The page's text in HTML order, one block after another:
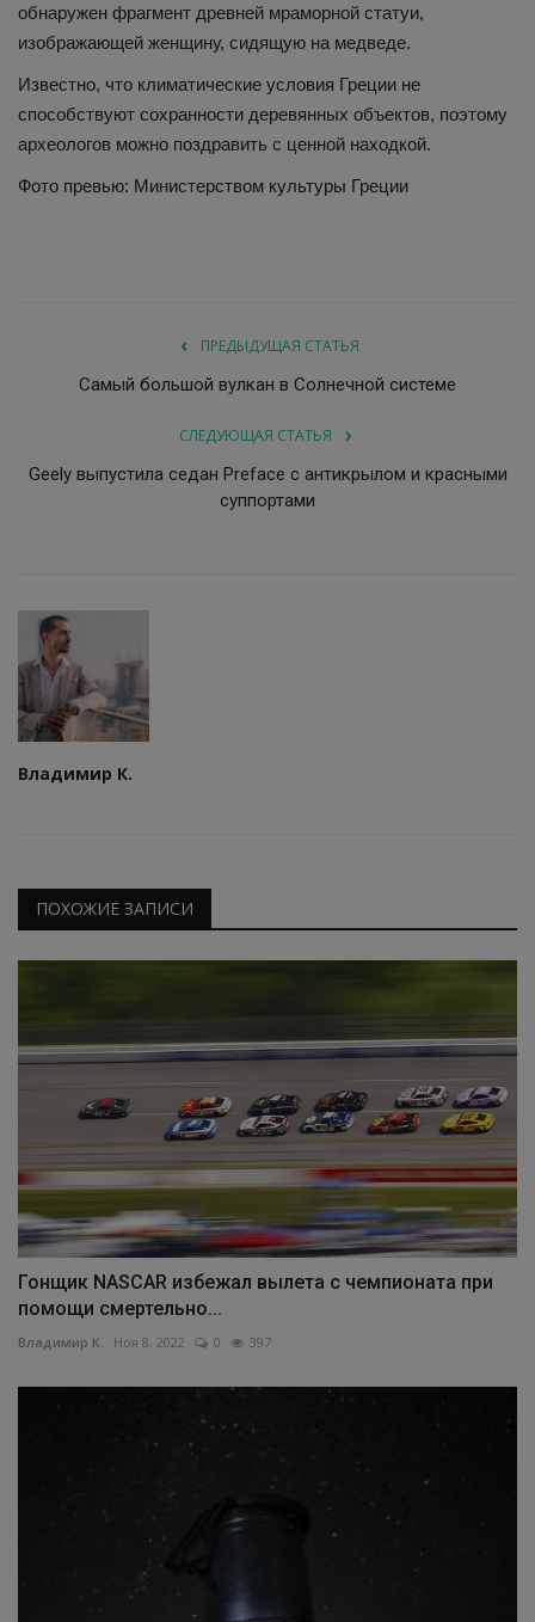
обнаружен фрагмент древней мраморной статуи,
изображающей женщину, сидящую на медведе.
Известно, что климатические условия Греции не
способствуют сохранности деревянных объектов, поэтому
археологов можно поздравить с ценной находкой.
Фото превью: Министерством культуры Греции
ПРЕДЫДУЩАЯ СТАТЬЯ
Самый большой вулкан в Солнечной системе
СЛЕДУЮЩАЯ СТАТЬЯ
Geely выпустила седан Preface с антикрылом и красными
суппортами
Владимир К.
ПОХОЖИЕ ЗАПИСИ
Гонщик NASCAR избежал вылета с чемпионата при
помощи смертельно...
Владимир К. Ноя 8, 2022 0 397